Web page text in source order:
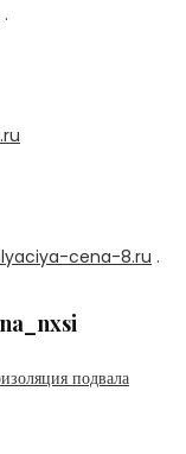
.
cena-8.ru .
подвала